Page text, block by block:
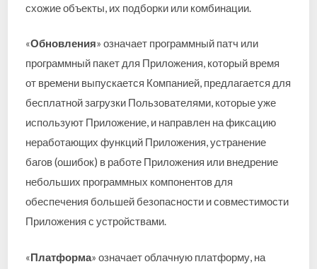
схожие объекты, их подборки или комбинации.
«Обновления» означает программный патч или
программный пакет для Приложения, который время
от времени выпускается Компанией, предлагается для
бесплатной загрузки Пользователями, которые уже
используют Приложение, и направлен на фиксацию
неработающих функций Приложения, устранение
багов (ошибок) в работе Приложения или внедрение
небольших программных компонентов для
обеспечения большей безопасности и совместимости
Приложения с устройствами.
«Платформа» означает облачную платформу, на